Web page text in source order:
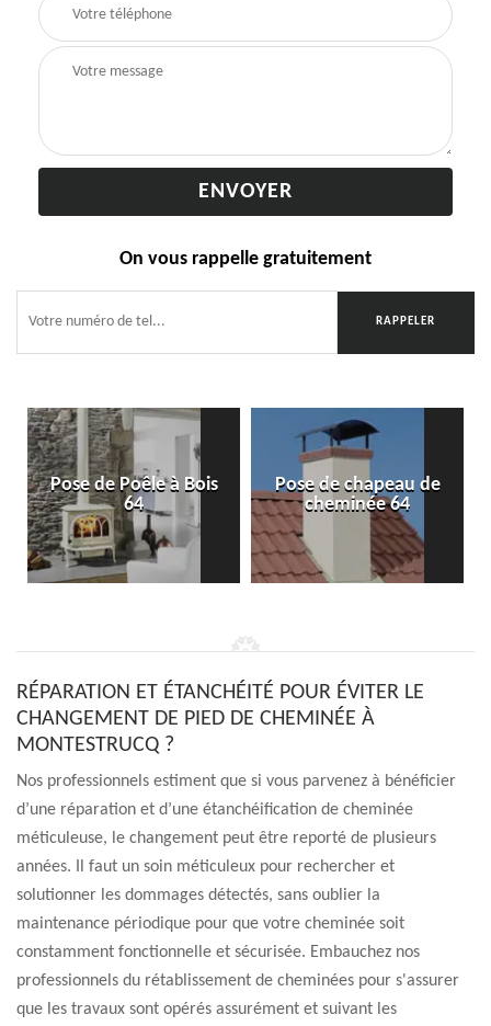
On vous rappelle gratuitement
Pose de Poêle à Bois
64
Pose de chapeau de
cheminée 64
RÉPARATION ET ÉTANCHÉITÉ POUR ÉVITER LE
CHANGEMENT DE PIED DE CHEMINÉE À
MONTESTRUCQ ?
Nos professionnels estiment que si vous parvenez à bénéficier
d’une réparation et d’une étanchéification de cheminée
méticuleuse, le changement peut être reporté de plusieurs
années. Il faut un soin méticuleux pour rechercher et
solutionner les dommages détectés, sans oublier la
maintenance périodique pour que votre cheminée soit
constamment fonctionnelle et sécurisée. Embauchez nos
professionnels du rétablissement de cheminées pour s'assurer
que les travaux sont opérés assurément et suivant les